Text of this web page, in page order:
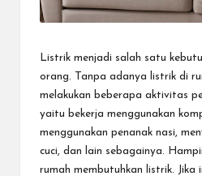
Listrik menjadi salah satu
orang. Tanpa adanya listrik di
melakukan beberapa aktivitas
yaitu bekerja menggunakan
menggunakan penanak nasi,
cuci, dan lain sebagainya.
rumah membutuhkan listrik. Jika